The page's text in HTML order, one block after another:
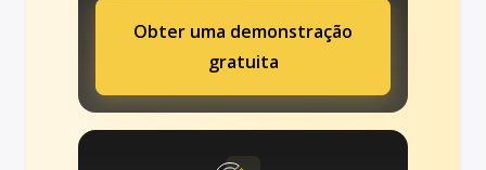
Obter uma demonstração
gratuita